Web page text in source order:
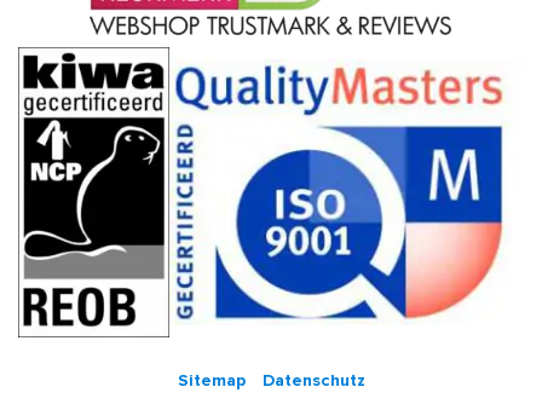
Sitemap
Datenschutz